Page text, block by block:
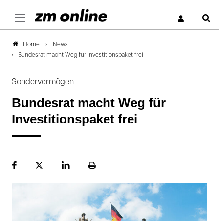
Home
News
Bundesrat macht Weg für Investitionspaket frei
Sondervermögen
Bundesrat macht Weg für
Investitionspaket frei
FacebookPlattformLinekdInSeite